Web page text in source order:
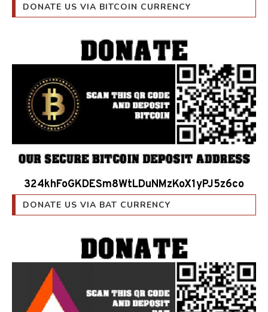
DONATE US VIA BITCOIN CURRENCY
324khFoGKDESm8WtLDuNMzKoX1yPJ5z6co
DONATE US VIA BAT CURRENCY